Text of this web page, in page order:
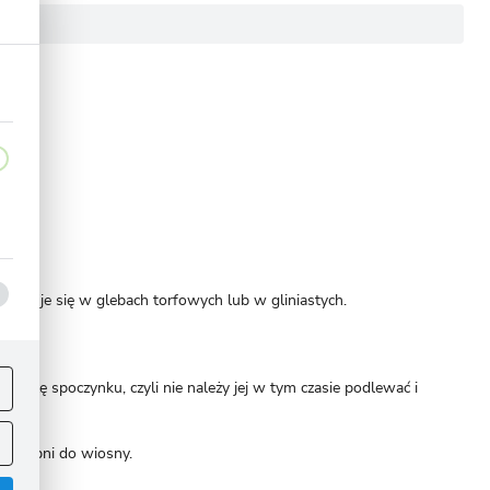
się w glebach torfowych lub w gliniastych.
fazę spoczynku, czyli nie należy jej w tym czasie podlewać i
stopni do wiosny.